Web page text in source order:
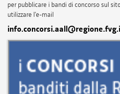
per pubblicare i bandi di concorso sul
utilizzare l'e-mail